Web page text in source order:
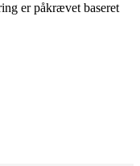
er påkrævet baseret